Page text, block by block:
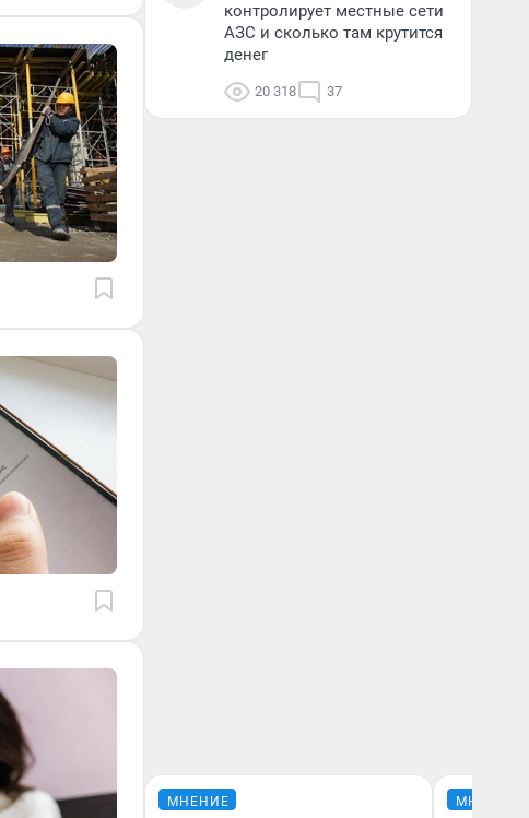
контролирует местные сети
АЗС и сколько там крутится
денег
20 318 37
МНЕНИЕ МНЕНИЕ